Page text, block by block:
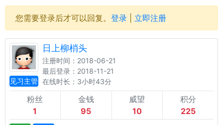
您需要登录后才可以回复。 登录 立即注册
见习主管
日上柳梢头
注册时间：2018-06-21
最后登录：2018-11-21
在线时长：3小时43分
粉丝
1
金钱
95
威望
10
积分
225